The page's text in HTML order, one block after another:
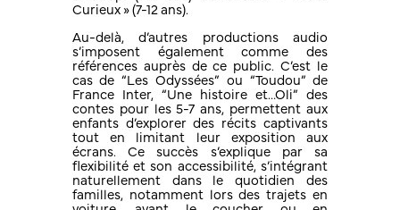
Curieux » (7-12 ans).
Au-delà, d’autres productions audio
s’imposent également comme des
références auprès de ce public. C’est le
cas de “Les Odyssées” ou “Toudou” de
France Inter, “Une histoire et…Oli” des
contes pour les 5-7 ans, permettent aux
enfants d’explorer des récits captivants
tout en limitant leur exposition aux
écrans. Ce succès s’explique par sa
flexibilité et son accessibilité, s’intégrant
naturellement dans le quotidien des
familles, notamment lors des trajets en